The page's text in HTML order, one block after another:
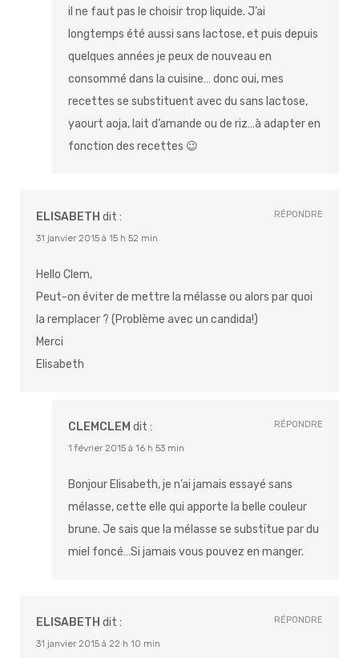
il ne faut pas le choisir trop liquide. J’ai
longtemps été aussi sans lactose, et puis depuis
quelques années je peux de nouveau en
consommé dans la cuisine… donc oui, mes
recettes se substituent avec du sans lactose,
yaourt aoja, lait d’amande ou de riz…à adapter en
fonction des recettes 😉
ELISABETH dit :
31 janvier 2015 à 15 h 52 min
Hello Clem,
Peut-on éviter de mettre la mélasse ou alors par quoi
la remplacer ? (Problème avec un candida!)
Merci
Elisabeth
RÉPONDRE
CLEMCLEM dit :
1 février 2015 à 16 h 53 min
Bonjour Elisabeth, je n’ai jamais essayé sans
mélasse, cette elle qui apporte la belle couleur
brune. Je sais que la mélasse se substitue par du
miel foncé…Si jamais vous pouvez en manger.
RÉPONDRE
ELISABETH dit :
31 janvier 2015 à 22 h 10 min
RÉPONDRE